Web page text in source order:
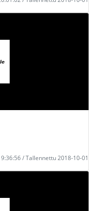
/ Tallennettu 2018-10-01